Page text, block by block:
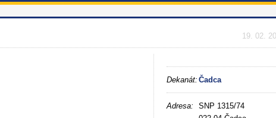
NAŠA
OBNOVA
TROJICE
SYNODA
19. 02.
Dekanát: Čadca
Adresa:
SNP 1315/74